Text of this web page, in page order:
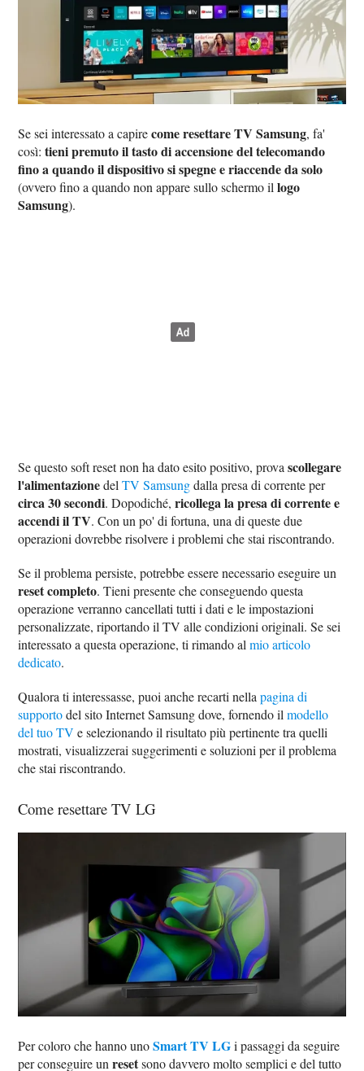
Se sei interessato a capirecome resettare TV Samsung, fa'
così:tieni premuto il tasto di accensione del telecomando
fino a quando il dispositivo si spegne e riaccende da solo
(ovvero fino a quando non appare sullo schermo illogo
Samsung).
Se questo soft reset non ha dato esito positivo, provascollegare
l'alimentazionedelTV Samsungdalla presa di corrente per
circa 30 secondi. Dopodiché,ricollega la presa di corrente e
accendi il TV. Con un po' di fortuna, una di queste due
operazioni dovrebbe risolvere i problemi che stai riscontrando.
Se il problema persiste, potrebbe essere necessario eseguire un
reset completo. Tieni presente che conseguendo questa
operazione verranno cancellati tutti i dati e le impostazioni
personalizzate, riportando il TV alle condizioni originali. Se sei
interessato a questa operazione, ti rimando almio articolo
dedicato.
Qualora ti interessasse, puoi anche recarti nellapagina di
supportodel sito Internet Samsung dove, fornendo ilmodello
del tuo TV e selezionando il risultato più pertinente tra quelli
mostrati, visualizzerai suggerimenti e soluzioni per il problema
che stai riscontrando.
Come resettare TV LG
Per coloro che hanno unoSmart TV LGi passaggi da seguire
per conseguire unresetsono davvero molto semplici e del tutto